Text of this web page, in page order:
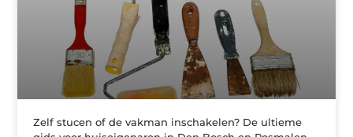
Zelf stucen of de vakman inschakelen? De ultieme